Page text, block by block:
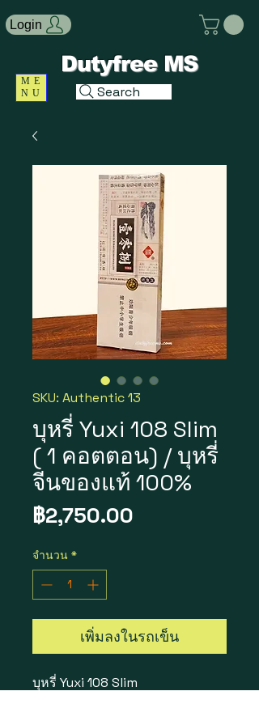
ME
NU
Search
Login
Dutyfree MS
SKU: Authentic 13
บุหรี่ Yuxi 108 Slim
( 1 คอตตอน) / บุหรี่
จีนของแท้ 100%
฿2,750.00
จำนวน *
เพิ่มลงในรถเข็น
บุหรี่ Yuxi 108 Slim